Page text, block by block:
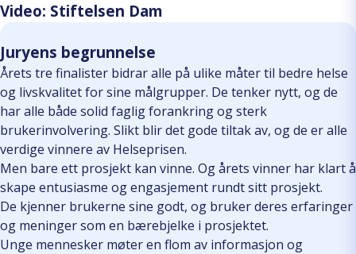
Video: Stiftelsen Dam
Juryens begrunnelse
Årets tre finalister bidrar alle på ulike måter til bedre helse
og livskvalitet for sine målgrupper. De tenker nytt, og de
har alle både solid faglig forankring og sterk
brukerinvolvering. Slikt blir det gode tiltak av, og de er alle
verdige vinnere av Helseprisen.
Men bare ett prosjekt kan vinne. Og årets vinner har klart å
skape entusiasme og engasjement rundt sitt prosjekt.
De kjenner brukerne sine godt, og bruker deres erfaringer
og meninger som en bærebjelke i prosjektet.
Unge mennesker møter en flom av informasjon og